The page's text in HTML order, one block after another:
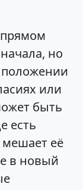
но
или
быть
есть
мешает её
в новый